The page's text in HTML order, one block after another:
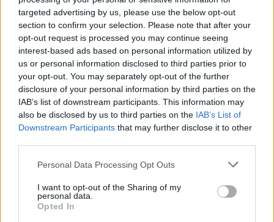
targeted advertising by us, please use the below opt-out
section to confirm your selection. Please note that after your
opt-out request is processed you may continue seeing
interest-based ads based on personal information utilized by
us or personal information disclosed to third parties prior to
your opt-out. You may separately opt-out of the further
disclosure of your personal information by third parties on the
IAB’s list of downstream participants. This information may
also be disclosed by us to third parties on the IAB’s List of
Downstream Participants that may further disclose it to other
Personal Data Processing Opt Outs
I want to opt-out of the Sharing of my
personal data.
Opted In
alkoholfogyasztásban?